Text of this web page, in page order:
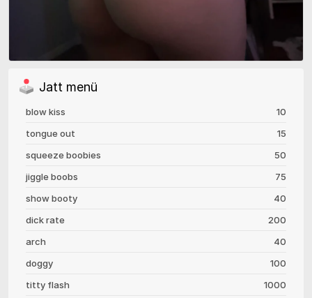
Jatt menü
blow kiss
10
tongue out
15
squeeze boobies
50
jiggle boobs
75
show booty
40
dick rate
200
arch
40
doggy
100
titty flash
1000